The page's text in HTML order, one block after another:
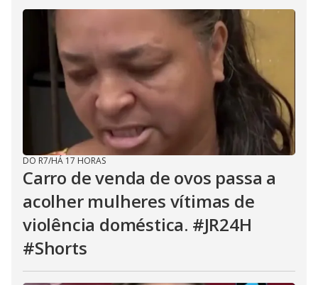
DO R7/HÁ 17 HORAS
Carro de venda de ovos passa a
acolher mulheres vítimas de
violência doméstica. #JR24H
#Shorts